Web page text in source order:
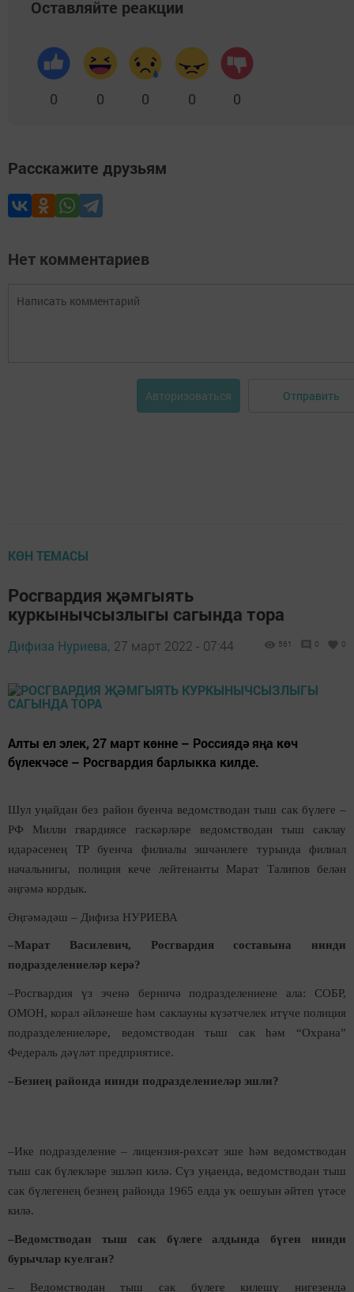
Оставляйте реакции
0 0 0 0 0
Расскажите друзьям
Нет комментариев
Авторизоваться Отправить
КӨН ТЕМАСЫ
Росгвардия җәмгыять
куркынычсызлыгы сагында тора
Дифиза Нуриева, 27 март 2022 - 07:44 561 0 0
Алты ел элек, 27 март көнне – Россиядә яңа көч
бүлекчәсе – Росгвардия барлыкка килде.
Шул уңайдан без район буенча ведомстводан тыш сак бүлеге –
РФ Милли гвардиясе гаскәрләре ведомстводан тыш саклау
идарәсенең ТР буенча филиалы эшчәнлеге турында филиал
начальнигы, полиция кече лейтенанты Марат Талипов белән
әңгәмә кордык.
Әңгәмәдәш – Дифиза НУРИЕВА
–Марат Василевич, Росгвардия составына нинди
подразделениеләр керә?
–Росгвардия үз эченә берничә подразделениене ала: СОБР,
ОМОН, корал әйләнеше һәм саклауны күзәтчелек итүче полиция
подразделениеләре, ведомстводан тыш сак һәм “Охрана”
Федераль дәүләт предприятисе.
–Безнең районда нинди подразделениеләр эшли?
–Ике подразделение – лицензия-рөхсәт эше һәм ведомстводан
тыш сак бүлекләре эшләп килә. Сүз уңаенда, ведомстводан тыш
сак бүлегенең безнең районда 1965 елда ук оешуын әйтеп үтәсе
килә.
–Ведомстводан тыш сак бүлеге алдында бүген нинди
бурычлар куелган?
– Ведомстводан тыш сак бүлеге килешү нигезендә